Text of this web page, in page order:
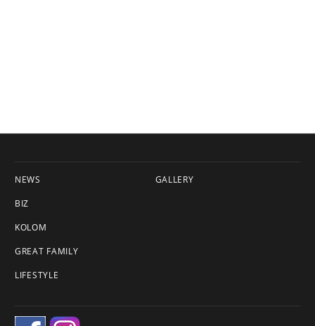
NEWS
BIZ
KOLOM
GREAT FAMILY
LIFESTYLE
GALLERY